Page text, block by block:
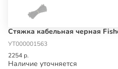
Стяжка кабельная черная
УТ000001563
2254 р.
Наличие уточняется